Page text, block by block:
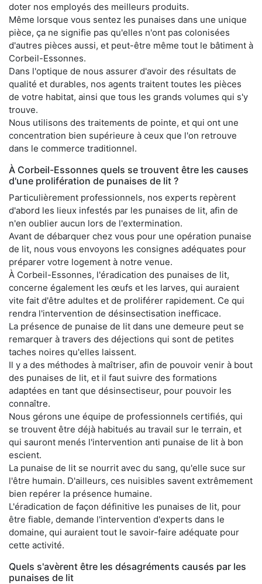
doter nos employés des meilleurs produits.
Même lorsque vous sentez les punaises dans une unique
pièce, ça ne signifie pas qu'elles n'ont pas colonisées
d'autres pièces aussi, et peut-être même tout le bâtiment à
Corbeil-Essonnes.
Dans l'optique de nous assurer d'avoir des résultats de
qualité et durables, nos agents traitent toutes les pièces
de votre habitat, ainsi que tous les grands volumes qui s'y
trouve.
Nous utilisons des traitements de pointe, et qui ont une
concentration bien supérieure à ceux que l'on retrouve
dans le commerce traditionnel.
À Corbeil-Essonnes quels se trouvent être les causes
d'une prolifération de punaises de lit ?
Particulièrement professionnels, nos experts repèrent
d'abord les lieux infestés par les punaises de lit, afin de
n'en oublier aucun lors de l'extermination.
Avant de débarquer chez vous pour une opération punaise
de lit, nous vous envoyons les consignes adéquates pour
préparer votre logement à notre venue.
À Corbeil-Essonnes, l'éradication des punaises de lit,
concerne également les œufs et les larves, qui auraient
vite fait d'être adultes et de proliférer rapidement. Ce qui
rendra l'intervention de désinsectisation inefficace.
La présence de punaise de lit dans une demeure peut se
remarquer à travers des déjections qui sont de petites
taches noires qu'elles laissent.
Il y a des méthodes à maîtriser, afin de pouvoir venir à bout
des punaises de lit, et il faut suivre des formations
adaptées en tant que désinsectiseur, pour pouvoir les
connaître.
Nous gérons une équipe de professionnels certifiés, qui
se trouvent être déjà habitués au travail sur le terrain, et
qui sauront menés l'intervention anti punaise de lit à bon
escient.
La punaise de lit se nourrit avec du sang, qu'elle suce sur
l'être humain. D'ailleurs, ces nuisibles savent extrêmement
bien repérer la présence humaine.
L'éradication de façon définitive les punaises de lit, pour
être fiable, demande l'intervention d'experts dans le
domaine, qui auraient tout le savoir-faire adéquate pour
cette activité.
Quels s'avèrent être les désagréments causés par les
punaises de lit